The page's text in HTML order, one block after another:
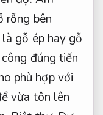
rỗng bên
gỗ ép hay gỗ
đúng tiến
phù hợp với
vừa tôn lên